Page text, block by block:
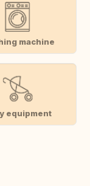
machine
equipment